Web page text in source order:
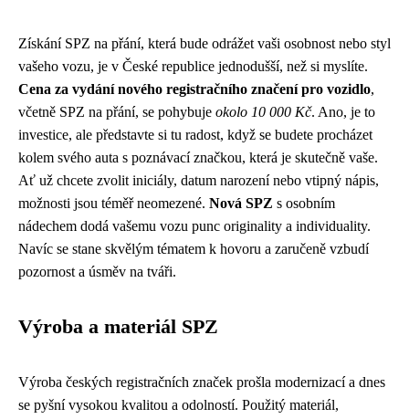
Získání SPZ na přání, která bude odrážet vaši osobnost nebo styl
vašeho vozu, je v České republice jednodušší, než si myslíte.
Cena za vydání nového registračního značení pro vozidlo,
včetně SPZ na přání, se pohybuje okolo 10 000 Kč. Ano, je to
investice, ale představte si tu radost, když se budete procházet
kolem svého auta s poznávací značkou, která je skutečně vaše.
Ať už chcete zvolit iniciály, datum narození nebo vtipný nápis,
možnosti jsou téměř neomezené. Nová SPZ s osobním
nádechem dodá vašemu vozu punc originality a individuality.
Navíc se stane skvělým tématem k hovoru a zaručeně vzbudí
pozornost a úsměv na tváři.
Výroba a materiál SPZ
Výroba českých registračních značek prošla modernizací a dnes
se pyšní vysokou kvalitou a odolností. Použitý materiál,